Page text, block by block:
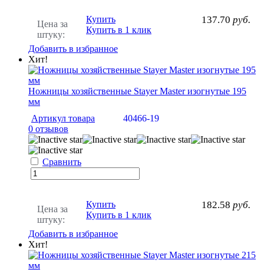
Цена за
штуку:
137.70 руб.
Купить
Купить в 1 клик
Добавить в избранное
Хит!
Ножницы хозяйственные Stayer Master изогнутые 195
мм
Артикул товара
40466-19
0 отзывов
Сравнить
Цена за
штуку:
182.58 руб.
Купить
Купить в 1 клик
Добавить в избранное
Хит!